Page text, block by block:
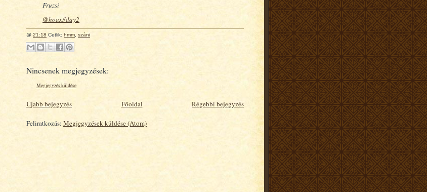
Fruzsi
@hoax#day2
@ 21:18 Cetlik: hmm száni
Nincsenek megjegyzések:
Megjegyzés küldése
Újabb bejegyzés Régebbi bejegyzés
Főoldal
Feliratkozás: Megjegyzések küldése (Atom)